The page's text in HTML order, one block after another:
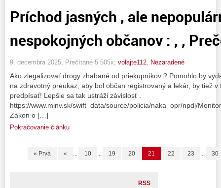
Príchod jasných , ale
nespokojných občanov : , ,
9. decembra 2025, Prečítané 5 505x, volajte112, Nezaradené
Ako zlegalizovať drogy zhabané od priekupníkov ? Pomohlo by
na zdravotný preukaz, aby bol občan registrovaný a lekár, by tiež
predpísať! Lepšie sa tak ustráži závislosť .
https://www.minv.sk/swift_data/source/policia/naka_opr/npdj/
Zákon o […]
Pokračovanie článku
« Prvá « ... 10 ... 19 20 21 22 23 ... 30
RSS